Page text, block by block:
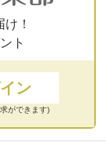
！
ト
ン
ができます)